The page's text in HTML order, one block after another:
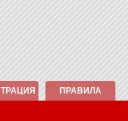
ПРАВИЛА